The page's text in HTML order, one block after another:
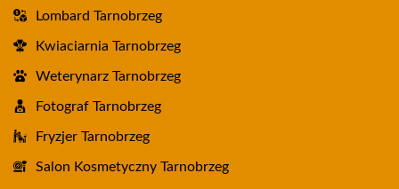
Lombard Tarnobrzeg
Kwiaciarnia Tarnobrzeg
Weterynarz Tarnobrzeg
Fotograf Tarnobrzeg
Fryzjer Tarnobrzeg
Salon Kosmetyczny Tarnobrzeg